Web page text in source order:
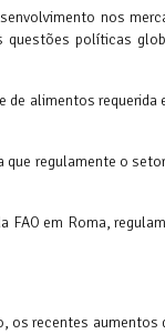
nos
políticas
alimentos
regulamente o
FAO em Roma,
os recentes